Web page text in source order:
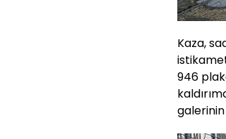
Kaza,
946
galerinin